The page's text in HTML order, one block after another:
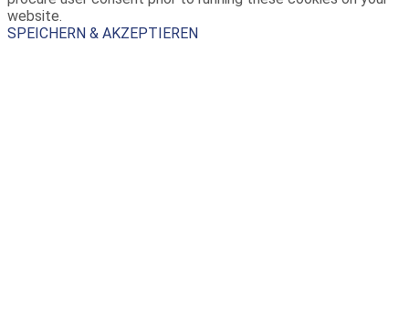
website.
SPEICHERN & AKZEPTIEREN